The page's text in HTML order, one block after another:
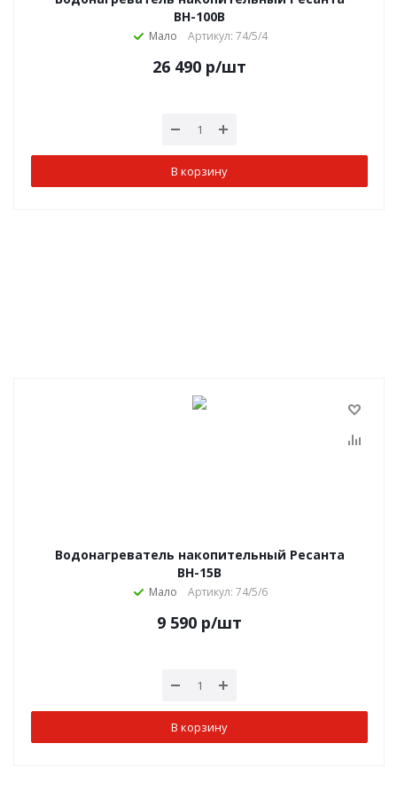
ВН-100В
Мало Артикул: 74/5/4
26 490 р/шт
В корзину
Водонагреватель накопительный Ресанта
ВН-15В
Мало Артикул: 74/5/6
9 590 р/шт
В корзину